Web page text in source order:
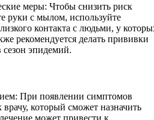
меры: Чтобы снизить риск
руки с мылом, используйте
контакта с людьми, у
рекомендуется делать прививки
сезон эпидемий.
При появлении симптомов
который сможет назначить
может привести к